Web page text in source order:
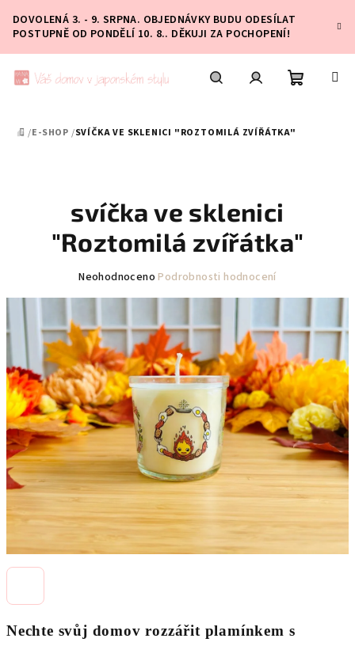
obsah
DOVOLENÁ 3. - 9. SRPNA. OBJEDNÁVKY BUDU ODESÍLAT
POSTUPNĚ OD PONDĚLÍ 10. 8.. DĚKUJI ZA POCHOPENÍ!
DOMŮ
/E-SHOP /SVÍČKA VE SKLENICI "ROZTOMILÁ ZVÍŘÁTKA"
Nechte svůj domov rozzářit plamínkem s
svíčka ve sklenici
"Roztomilá zvířátka"
Průměrné
je
0,0
z
5
hvězdiček.
Neohodnoceno Podrobnosti hodnocení